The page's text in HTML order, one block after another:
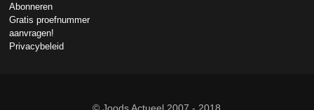
Abonneren
Gratis proefnummer
aanvragen!
Privacybeleid